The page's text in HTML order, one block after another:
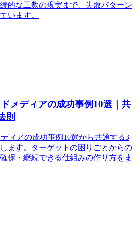
的な工数の現実まで、失敗パターン
います。
メディアの成功事例10選｜共
則
ィアの成功事例10選から共通する3
ます。ターゲットの困りごとからの
保・継続できる仕組みの作り方をま